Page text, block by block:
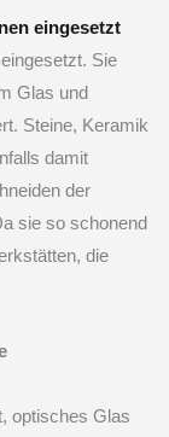
eingesetzt
Sie
Glas und
Steine, Keramik
damit
der
sie so schonend
die
optisches Glas